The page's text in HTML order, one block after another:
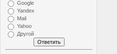
Google
Yandex
Mail
Yahoo
Другой